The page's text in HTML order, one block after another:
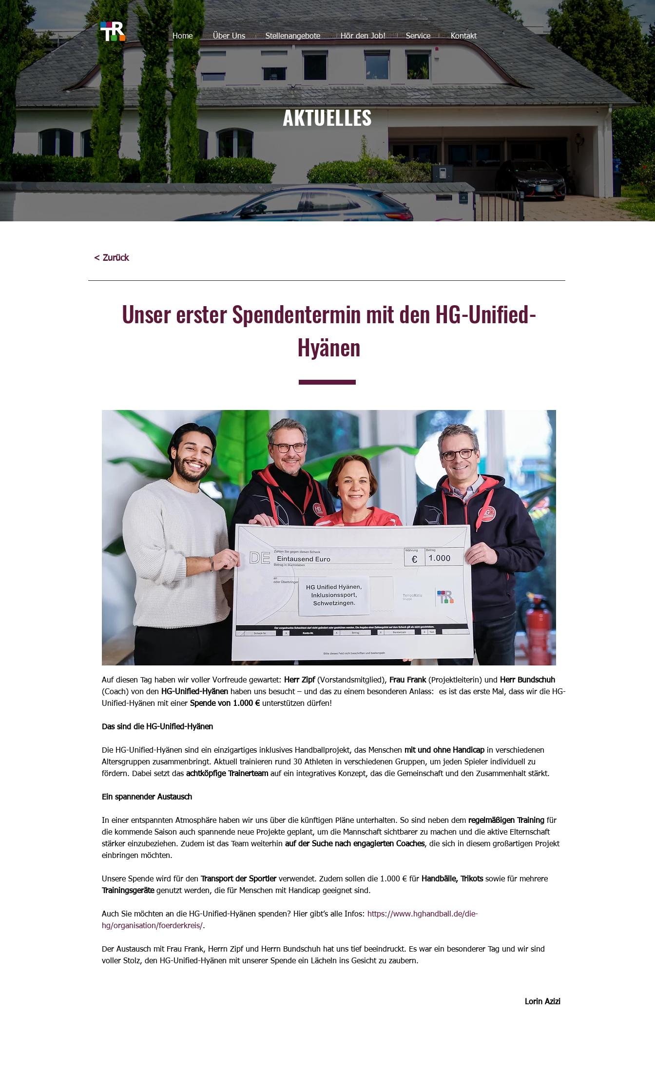
Home Über Uns Stellenangebote Hör den Job! Service Kontakt
AKTUELLES
< Zurück
Unser erster Spendentermin mit den HG-Unified-
Hyänen
Auf diesen Tag haben wir voller Vorfreude gewartet: Herr Zipf (Vorstandsmitglied), Frau Frank (Projektleiterin) und
Herr Bundschuh
(Coach) von den HG-Unified-Hyänen haben uns besucht – und das zu einem besonderen Anlass:  es ist das erste Mal, dass wir die HG-
Unified-Hyänen mit einer Spende von 1.000 € unterstützen dürfen!
Das sind die HG-Unified-Hyänen
Die HG-Unified-Hyänen sind ein einzigartiges inklusives Handballprojekt, das Menschen mit und ohne Handicap in verschiedenen
Altersgruppen zusammenbringt. Aktuell trainieren rund 30 Athleten in verschiedenen Gruppen, um jeden Spieler individuell zu
fördern. Dabei setzt das achtköpfige Trainerteam auf ein integratives Konzept, das die Gemeinschaft und den Zusammenhalt stärkt.
Ein spannender Austausch
In einer entspannten Atmosphäre haben wir uns über die künftigen Pläne unterhalten. So sind neben dem regelmäßigen Training für
die kommende Saison auch spannende neue Projekte geplant, um die Mannschaft sichtbarer zu machen und die aktive Elternschaft
stärker einzubeziehen. Zudem ist das Team weiterhin auf der Suche nach engagierten Coaches, die sich in diesem großartigen Projekt
einbringen möchten.
Unsere Spende wird für den Transport der Sportler verwendet. Zudem sollen die 1.000 € für Handbälle, Trikots sowie für mehrere
Trainingsgeräte genutzt werden, die für Menschen mit Handicap geeignet sind.
Auch Sie möchten an die HG-Unified-Hyänen spenden? Hier gibt’s alle Infos: https://www.hghandball.de/die-
hg/organisation/foerderkreis/.
Der Austausch mit Frau Frank, Herrn Zipf und Herrn Bundschuh hat uns tief beeindruckt. Es war ein besonderer Tag und wir sind
voller Stolz, den HG-Unified-Hyänen mit unserer Spende ein Lächeln ins Gesicht zu zaubern.
Lorin Azizi